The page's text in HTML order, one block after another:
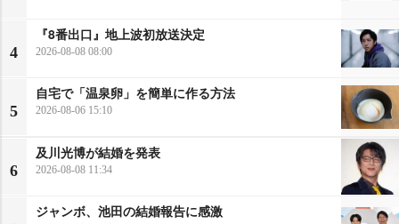
4
『8番出口』地上波初放送決定
2026-08-08 08:00
5
自宅で「温泉卵」を簡単に作る方法
2026-08-06 15:10
6
及川光博が結婚を発表
2026-08-08 11:34
ジャンボ、池田の結婚報告に感激